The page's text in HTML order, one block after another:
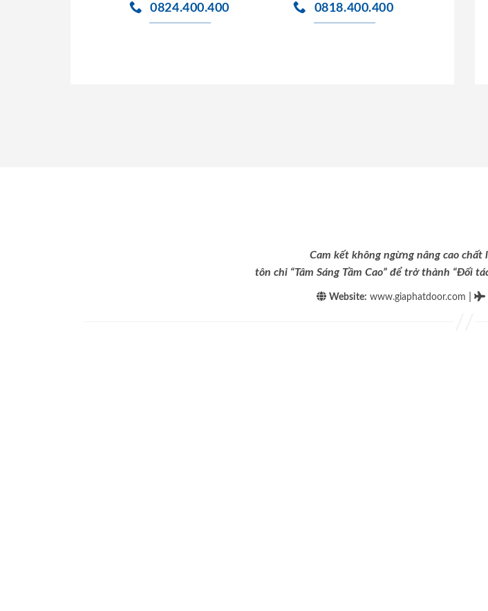
0824.400.400 0818.400.400
Cam kết không ngừng nâng cao
tôn chỉ “Tâm Sáng Tầm Cao” để trở thành “Đối
Website: www.giaphatdoor.com